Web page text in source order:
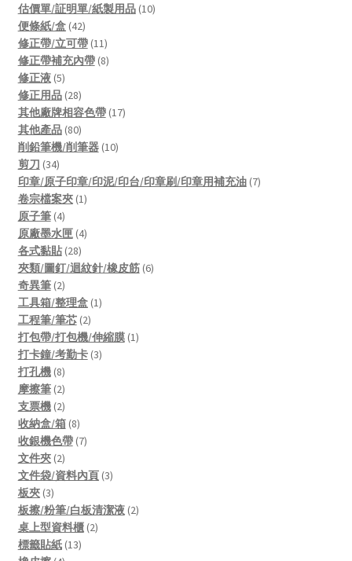
product
估價單/証明單/紙製用品 1010
便條紙/盒 4242
products
修正帶/立可帶 1111
products
修正帶補充內帶 88
修正液 55
products
修正用品 2828
products
其他廠牌相容色帶 1717
其他產品 8080
products
削鉛筆機/削筆器 1010
剪刀 3434
products
印章/原子印章/印泥/印台/印章刷/印章用補充油 77
卷宗檔案夾 11
原子筆 44
products
原廠墨水匣 44
各式黏貼 2828
products
夾類/圖釘/迴紋針/橡皮筋 66
奇異筆 22
products
工具箱/整理盒 11
工程筆/筆芯 22
products
打包帶/打包機/伸縮膜 11
打卡鐘/考勤卡 33
打孔機 88
products
摩擦筆 22
products
支票機 22
products
收納盒/箱 88
products
收銀機色帶 77
文件夾 22
products
文件袋/資料內頁 33
板夾 33
products
板擦/粉筆/白板清潔液 22
桌上型資料櫃 22
標籤貼紙 1313